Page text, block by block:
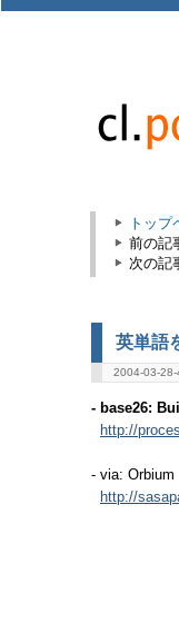
トップ
前の記
次の記
英単語
2004-03-
- base26:
http://
- via: Orbium
http://